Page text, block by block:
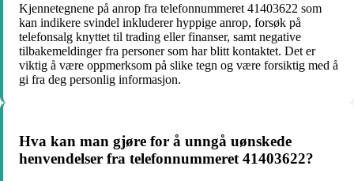
Kjennetegnene på anrop fra telefonnummeret 41403622 som
kan indikere svindel inkluderer hyppige anrop, forsøk på
telefonsalg knyttet til trading eller finanser, samt negative
tilbakemeldinger fra personer som har blitt kontaktet. Det er
viktig å være oppmerksom på slike tegn og være forsiktig med å
gi fra deg personlig informasjon.
Hva kan man gjøre for å unngå uønskede
henvendelser fra telefonnummeret 41403622?